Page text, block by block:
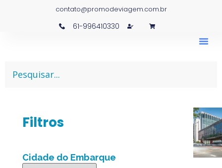
contato@promodeviagem.com.br
61-996410330
Filtros
Cidade do Embarque